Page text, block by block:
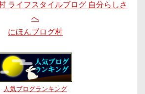
にほんブログ村
人気ブログランキング